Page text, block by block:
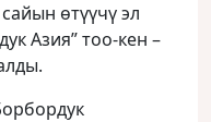
өтүүчү эл
Азия” тоо-кен –